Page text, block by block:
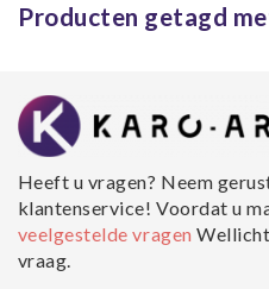
Producten getagd
Heeft u vragen? Neem
klantenservice! Voordat u
veelgestelde vragen
vraag.